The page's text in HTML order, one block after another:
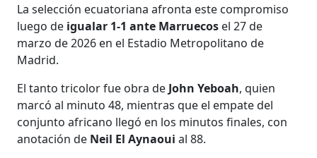
La selección ecuatoriana afronta este compromiso
luego de igualar 1-1 ante Marruecos el 27 de
marzo de 2026 en el Estadio Metropolitano de
Madrid.
El tanto tricolor fue obra de John Yeboah, quien
marcó al minuto 48, mientras que el empate del
conjunto africano llegó en los minutos finales, con
anotación de Neil El Aynaouial 88.